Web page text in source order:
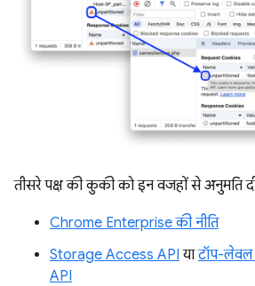
तीसरे पक्ष की कुकी को इन वजहों से अनुमति
Chrome Enterprise की नीति
Storage Access API याटॉप-
API